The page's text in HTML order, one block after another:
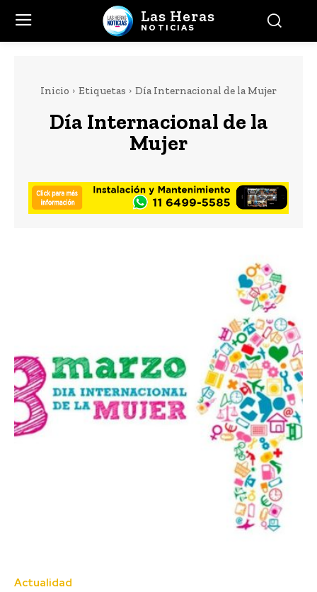
Las Heras
NOTICIAS
Inicio Etiquetas Día Internacional de la Mujer
Día Internacional de la
Mujer
Actualidad